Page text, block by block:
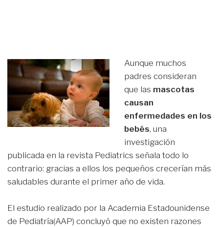
Aunque muchos
padres consideran
que las mascotas
causan
enfermedades en los
bebés, una
investigación
publicada en la revista Pediatrics señala todo lo
contrario: gracias a ellos los pequeños crecerían más
saludables durante el primer año de vida.
El estudio realizado por la Academia Estadounidense
de Pediatría(AAP) concluyó que no existen razones